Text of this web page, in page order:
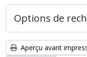
Options de
Aperçu avant